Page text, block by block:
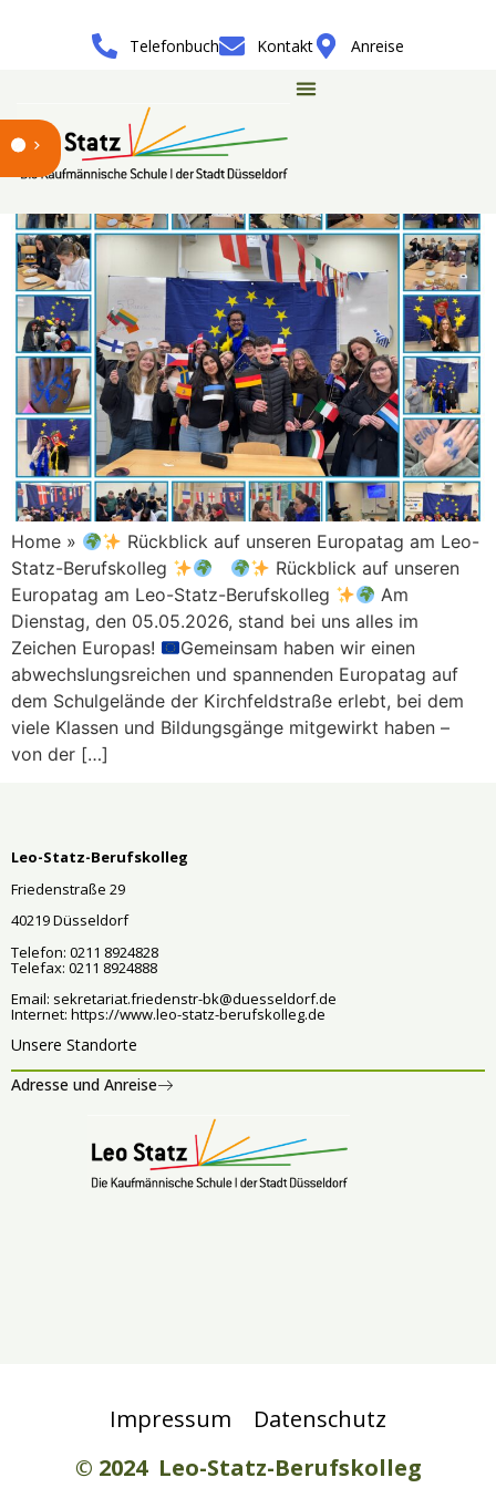
Telefonbuch Kontakt Anreise
Rückblick auf unseren
Europatag am Leo-Statz-
Berufskolleg
Home »
Rückblick auf unseren Europatag am Leo-
Statz-Berufskolleg
Rückblick auf unseren
Europatag am Leo-Statz-Berufskolleg
Am
Dienstag, den 05.05.2026, stand bei uns alles im
Zeichen Europas!
Gemeinsam haben wir einen
abwechslungsreichen und spannenden Europatag auf
dem Schulgelände der Kirchfeldstraße erlebt, bei dem
viele Klassen und Bildungsgänge mitgewirkt haben –
von der […]
Leo-Statz-Berufskolleg
Friedenstraße 29
40219 Düsseldorf
Telefon: 0211 8924828
Telefax: 0211 8924888
Email: sekretariat.friedenstr-bk@duesseldorf.de
Internet: https://www.leo-statz-berufskolleg.de
Unsere Standorte
Adresse und Anreise
Impressum
Datenschutz
© 2024 Leo-Statz-Berufskolleg